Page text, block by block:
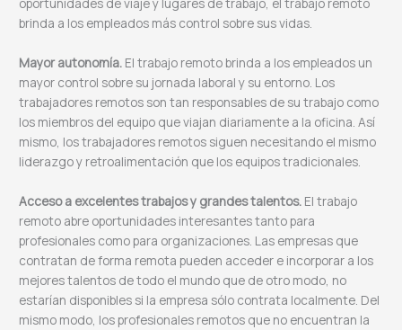
brinda a los empleados más control sobre sus vidas.
Mayor autonomía. El trabajo remoto brinda a los empleados un
mayor control sobre su jornada laboral y su entorno. Los
trabajadores remotos son tan responsables de su trabajo como
los miembros del equipo que viajan diariamente a la oficina. Así
mismo, los trabajadores remotos siguen necesitando el mismo
liderazgo y retroalimentación que los equipos tradicionales.
Acceso a excelentes trabajos y grandes talentos. El trabajo
remoto abre oportunidades interesantes tanto para
profesionales como para organizaciones. Las empresas que
contratan de forma remota pueden acceder e incorporar a los
mejores talentos de todo el mundo que de otro modo, no
estarían disponibles si la empresa sólo contrata localmente. Del
mismo modo, los profesionales remotos que no encuentran la